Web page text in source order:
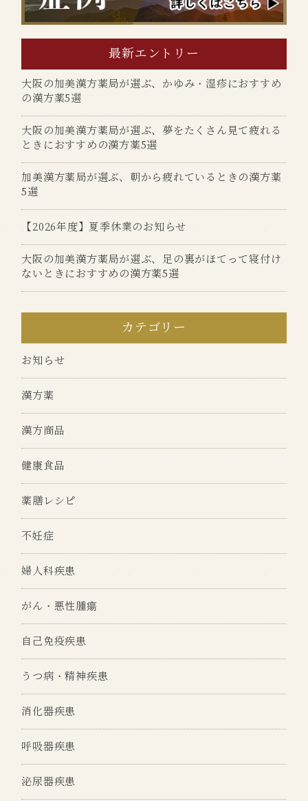
最新エントリー
大阪の加美漢方薬局が選ぶ、かゆみ・湿疹におすすめ
の漢方薬5選
大阪の加美漢方薬局が選ぶ、夢をたくさん見て疲れる
ときにおすすめの漢方薬5選
加美漢方薬局が選ぶ、朝から疲れているときの漢方薬
5選
【2026年度】夏季休業のお知らせ
大阪の加美漢方薬局が選ぶ、足の裏がほてって寝付け
ないときにおすすめの漢方薬5選
カテゴリー
お知らせ
漢方薬
漢方商品
健康食品
薬膳レシピ
不妊症
婦人科疾患
がん・悪性腫瘍
自己免疫疾患
うつ病・精神疾患
消化器疾患
呼吸器疾患
泌尿器疾患